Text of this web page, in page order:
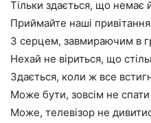
Тільки здається, що немає
Приймайте наші привітання
З серцем, завмираючим в
Нехай не віриться, що
Здається, коли ж все
Може бути, зовсім не
Може, телевізор не